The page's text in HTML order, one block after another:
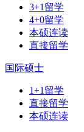
3+1留学
4+0留学
本硕连读
直接留学
国际硕士
1+1留学
直接留学
本硕连读